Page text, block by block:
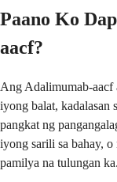
Paano Ko
aacf?
Ang Adalimumab-
iyong balat, kadalasan
pangkat ng
iyong sarili sa bahay,
pamilya na tulungan ka.